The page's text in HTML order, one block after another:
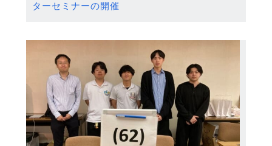
ターセミナーの開催